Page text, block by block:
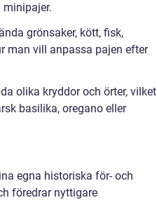
grönsaker, kött, fisk,
man vill anpassa pajen efter
olika kryddor och örter, vilket
basilika, oregano eller
egna historiska för- och
föredrar nyttigare